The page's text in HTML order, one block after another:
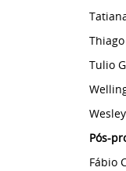
Tulio
Pós-
Fábio